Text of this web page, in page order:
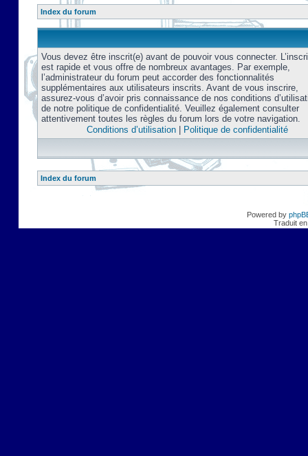
Index du forum
Vous devez être inscrit(e) avant de pouvoir vous connecter.
est rapide et vous offre de nombreux avantages. Par exemple,
l’administrateur du forum peut accorder des fonctionnalités
supplémentaires aux utilisateurs inscrits. Avant de vous inscrire,
assurez-vous d’avoir pris connaissance de nos conditions
de notre politique de confidentialité. Veuillez également consulter
attentivement toutes les règles du forum lors de votre navigation.
Conditions d’utilisation| Politique de confidentialité
Index du forum
Powered by
Traduit